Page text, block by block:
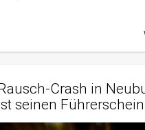
Crash in
seinen